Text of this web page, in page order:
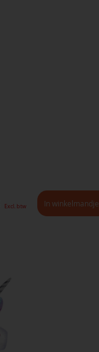
Excl. btw In winkelmandje